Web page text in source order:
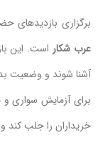
برگزاری بازدیدهای
عرب شکار است. این
آشنا شوند و وضعیت
برای آزمایش سواری
خریداران را جلب کند